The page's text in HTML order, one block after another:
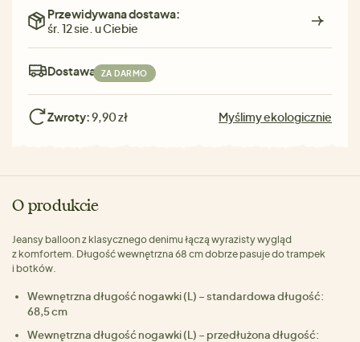
Przewidywana dostawa:
śr. 12 sie. u Ciebie
Dostawa: ZA DARMO
Zwroty:9,90 zł Myślimy ekologicznie
O produkcie
Jeansy balloon z klasycznego denimu łączą wyrazisty wygląd
z komfortem. Długość wewnętrzna 68 cm dobrze pasuje do trampek
i botków.
Wewnętrzna długość nogawki (L) – standardowa długość:
68,5 cm
Wewnętrzna długość nogawki (L) – przedłużona długość: